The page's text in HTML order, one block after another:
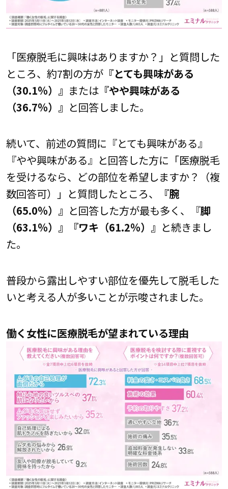
「医療脱毛に興味はありますか？」と質問した
ところ、約7割の方が『とても興味がある
（30.1％）』 または『やや興味がある
（36.7％）』 と回答しました。
続いて、前述の質問に『とても興味がある』
『やや興味がある』と回答した方に「医療脱毛
を受けるなら、どの部位を希望しますか？（複
数回答可）」と質問したところ、
『腕
（65.0％）』 と回答した方が最も多く、『脚
（63.1％）』『ワキ（61.2％）』 と続きまし
た。
普段から露出しやすい部位を優先して脱毛した
いと考える人が多いことが示唆されました。
働く女性に医療脱毛が望まれている理由